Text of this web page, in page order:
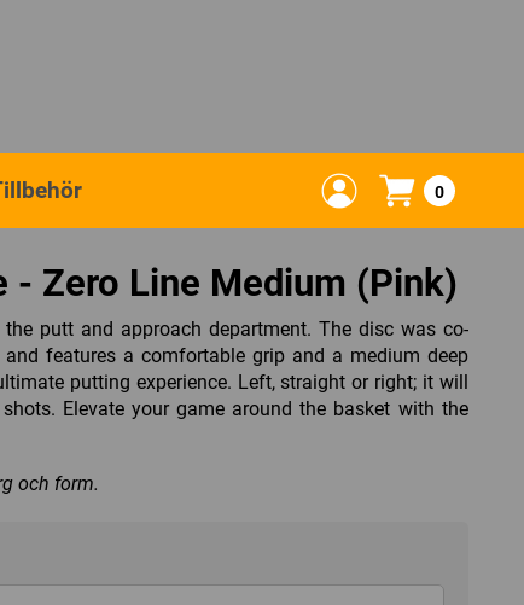
0
- Zero Line Medium (Pink)
putt and approach department. The disc was co-
features a comfortable grip and a medium deep
putting experience. Left, straight or right; it will
Elevate your game around the basket with the
och form.